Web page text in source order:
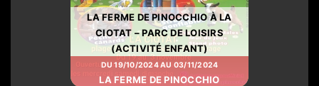
LA FERME DE PINOCCHIO À LA
CIOTAT – PARC DE LOISIRS
(ACTIVITÉ ENFANT)
DU 19/10/2024 AU 03/11/2024
LA FERME DE PINOCCHIO